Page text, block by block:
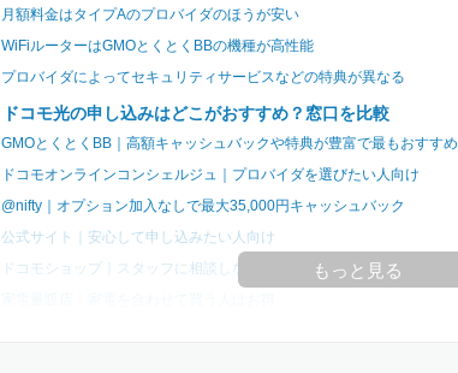
月額料金はタイプAのプロバイダのほうが安い
WiFiルーターはGMOとくとくBBの機種が高性能
プロバイダによってセキュリティサービスなどの特典が異なる
ドコモ光の申し込みはどこがおすすめ？窓口を比較
GMOとくとくBB｜高額キャッシュバックや特典が豊富で最もおすすめ
ドコモオンラインコンシェルジュ｜プロバイダを選びたい人向け
@nifty｜オプション加入なしで最大35,000円キャッシュバック
公式サイト｜安心して申し込みたい人向け
ドコモショップ｜スタッフに相談しながら申し込めるもっと見る